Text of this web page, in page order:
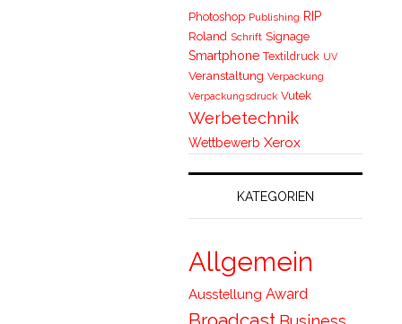
Photoshop Publishing RIP
Roland Schrift Signage
Smartphone Textildruck UV
Veranstaltung Verpackung
Verpackungsdruck Vutek
Werbetechnik
Wettbewerb Xerox
KATEGORIEN
Allgemein
Ausstellung Award